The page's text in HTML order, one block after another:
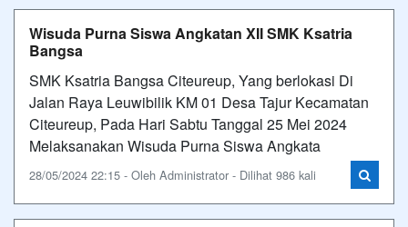
Wisuda Purna Siswa Angkatan XII SMK Ksatria
Bangsa
SMK Ksatria Bangsa Citeureup, Yang berlokasi Di
Jalan Raya Leuwibilik KM 01 Desa Tajur Kecamatan
Citeureup, Pada Hari Sabtu Tanggal 25 Mei 2024
Melaksanakan Wisuda Purna Siswa Angkata
28/05/2024 22:15 - Oleh Administrator - Dilihat 986 kali